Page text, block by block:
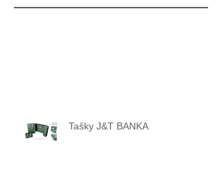
Tašky J&T BANKA